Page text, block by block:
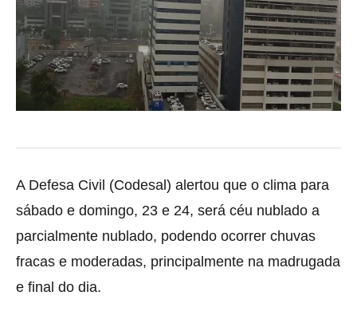
A Defesa Civil (Codesal) alertou que o clima para
sábado e domingo, 23 e 24, será céu nublado a
parcialmente nublado, podendo ocorrer chuvas
fracas e moderadas, principalmente na madrugada
e final do dia.